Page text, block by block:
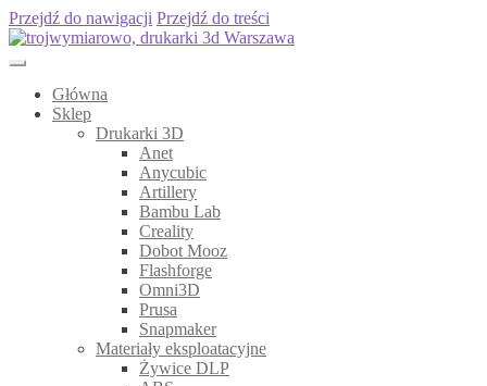
Przejdź do nawigacji Przejdź do treści
Główna
Sklep
Drukarki 3D
Anet
Anycubic
Artillery
Bambu Lab
Creality
Dobot Mooz
Flashforge
Omni3D
Prusa
Snapmaker
Materiały eksploatacyjne
Żywice DLP